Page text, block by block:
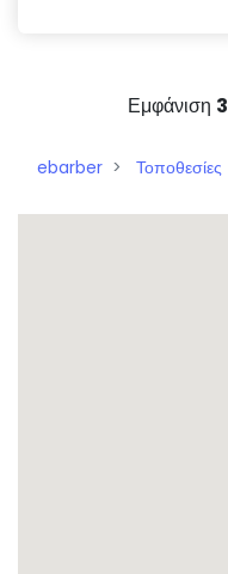
Εμφάνιση 3
ebarber Τοποθεσίες